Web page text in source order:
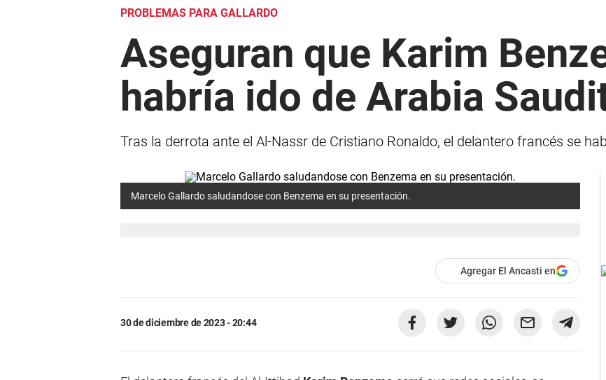
PROBLEMAS PARA GALLARDO
Aseguran que Karim
habría ido de Arabia
Tras la derrota ante el Al-Nassr de Cristiano Ronaldo, el delantero francés se
Marcelo Gallardo saludandose con Benzema en su presentación.
Agregar El Ancasti en
30 de diciembre de 2023 - 20:44